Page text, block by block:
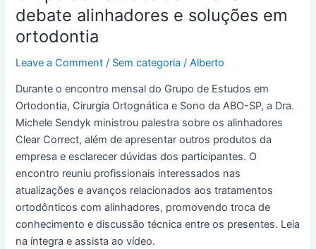
debate alinhadores e soluções em
ortodontia
Leave a Comment / Sem categoria /Alberto
Durante o encontro mensal do Grupo de Estudos em
Ortodontia, Cirurgia Ortognática e Sono da ABO-SP, a Dra.
Michele Sendyk ministrou palestra sobre os alinhadores
Clear Correct, além de apresentar outros produtos da
empresa e esclarecer dúvidas dos participantes. O
encontro reuniu profissionais interessados nas
atualizações e avanços relacionados aos tratamentos
ortodônticos com alinhadores, promovendo troca de
conhecimento e discussão técnica entre os presentes. Leia
na íntegra e assista ao vídeo.
da
SP
debate
e
soluções
em
ortodontia